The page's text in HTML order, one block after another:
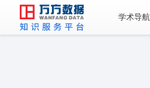
学术导航